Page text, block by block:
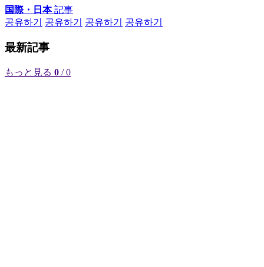
国際・日本記事
공유하기
공유하기 공유하기 공유하기
最新記事
もっと見る 0 / 0